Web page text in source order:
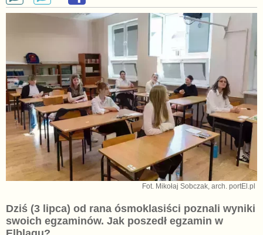
Fot. Mikołaj Sobczak, arch. portEl.pl
Dziś (3 lipca) od rana ósmoklasiści poznali wyniki
swoich egzaminów. Jak poszedł egzamin w